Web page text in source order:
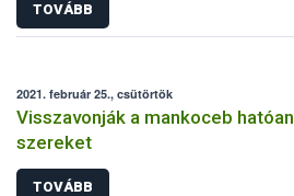
TOVÁBB
2021. február 25., csütörtök
Visszavonják a mankoceb
szereket
TOVÁBB